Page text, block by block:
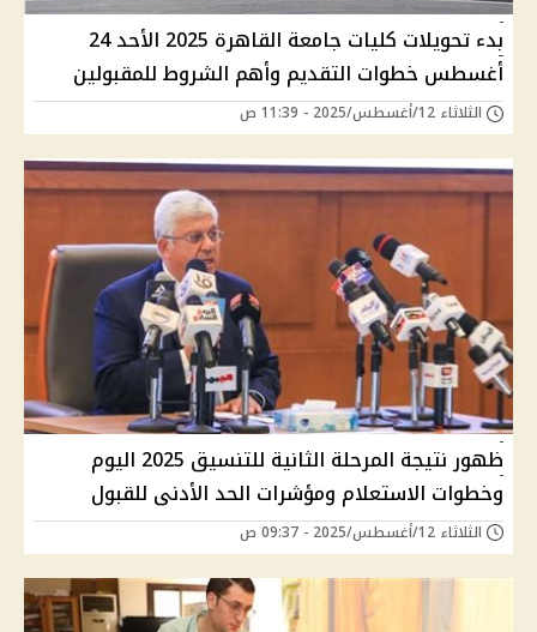
بدء تحويلات كليات جامعة القاهرة 2025 الأحد 24
أغسطس خطوات التقديم وأهم الشروط للمقبولين
الثلاثاء 12/أغسطس/2025 - 11:39 ص
ظهور نتيجة المرحلة الثانية للتنسيق 2025 اليوم
وخطوات الاستعلام ومؤشرات الحد الأدنى للقبول
الثلاثاء 12/أغسطس/2025 - 09:37 ص